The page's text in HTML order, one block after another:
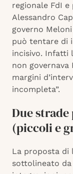
regionale FdI e
Alessandro
governo
può tentare di
incisivo. Infatti
non governava
margini
incompleta”.
Due
(piccoli e
La proposta di
sottolineato da